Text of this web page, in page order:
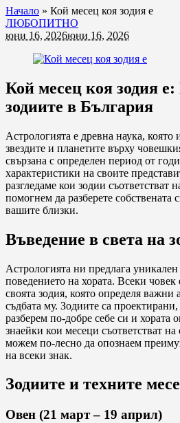
Начало » Кой месец коя зодия е
ЛЮБОПИТНО
юни 16, 2026юни 16, 2026
Кой месец коя зодия
зодиите в България
Астрологията е древна наука, която
звездите и планетите върху
свързана с определен период от
характеристики на своите
разгледаме кои зодии съответстват
помогнем да разберете собствената
вашите близки.
Въведение в света на
Астрологията ни предлага
поведението на хората. Всеки
своята зодия, която определя важни
съдбата му. Зодиите са
разберем по-добре себе си и хората
знаейки кои месеци съответстват
можем по-лесно да опознаем
на всеки знак.
Зодиите и техните
Овен (21 март – 19 април)